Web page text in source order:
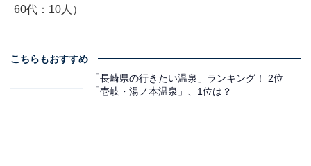
60代：10人）
こちらもおすすめ
「長崎県の行きたい温泉」ランキング！ 2位
「壱岐・湯ノ本温泉」、1位は？